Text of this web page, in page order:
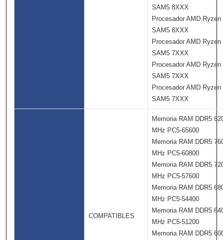
SAM5 8XXX
Procesador AMD Ryzen
SAM5 8XXX
Procesador AMD Ryzen
SAM5 7XXX
Procesador AMD Ryzen
SAM5 7XXX
Procesador AMD Ryzen
SAM5 7XXX
COMPATIBLES
Memoria RAM DDR5
MHz PC5-65600
Memoria RAM DDR5
MHz PC5-60800
Memoria RAM DDR5
MHz PC5-57600
Memoria RAM DDR5
MHz PC5-54400
Memoria RAM DDR5
MHz PC5-51200
Memoria RAM DDR5